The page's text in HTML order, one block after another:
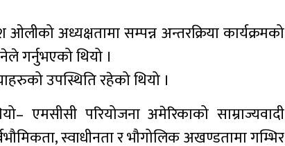
ओलीको अध्यक्षतामा सम्पन्न अन्तरक्रिया कार्यक्रमको
गर्नुभएको थियो ।
उपस्थिति रहेको थियो ।
एमसीसी परियोजना अमेरिकाको साम्राज्यवादी
स्वाधीनता र भौगोलिक अखण्डतामा गम्भिर